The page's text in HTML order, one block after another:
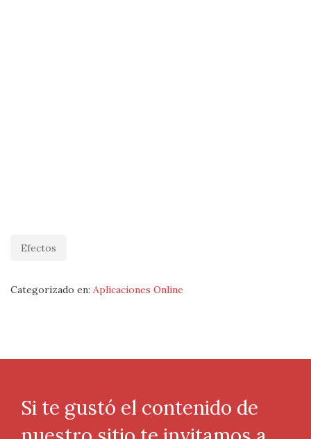
Efectos
Categorizado en: Aplicaciones Online
Si te gustó el contenido de